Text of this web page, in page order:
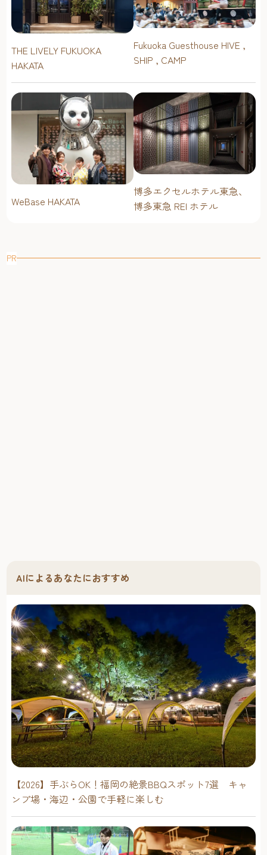
THE LIVELY FUKUOKA
HAKATA
Fukuoka Guesthouse HIVE ,
SHIP , CAMP
WeBase HAKATA
博多エクセルホテル東急、
博多東急 REI ホテル
PR
AIによるあなたにおすすめ
【2026】手ぶらOK！福岡の絶景BBQスポット7選 キャ
ンプ場・海辺・公園で手軽に楽しむ